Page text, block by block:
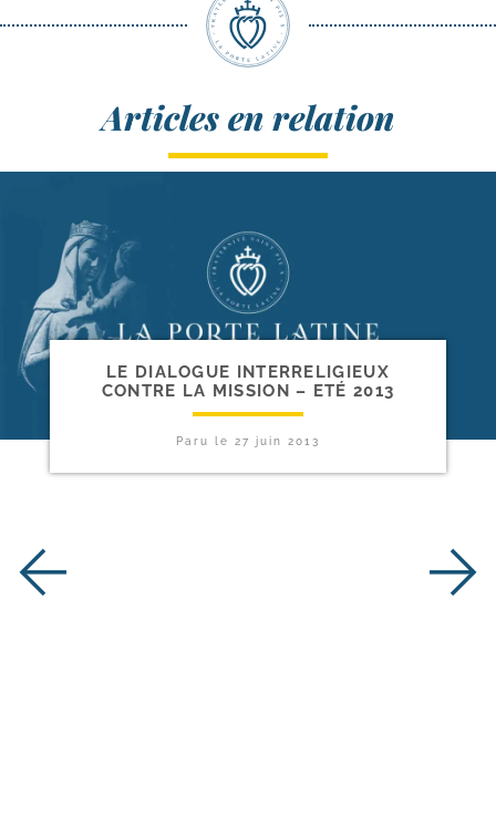
Articles en relation
LE DIALOGUE INTERRELIGIEUX
CONTRE LA MISSION – ETÉ 2013
Paru le 27 juin 2013